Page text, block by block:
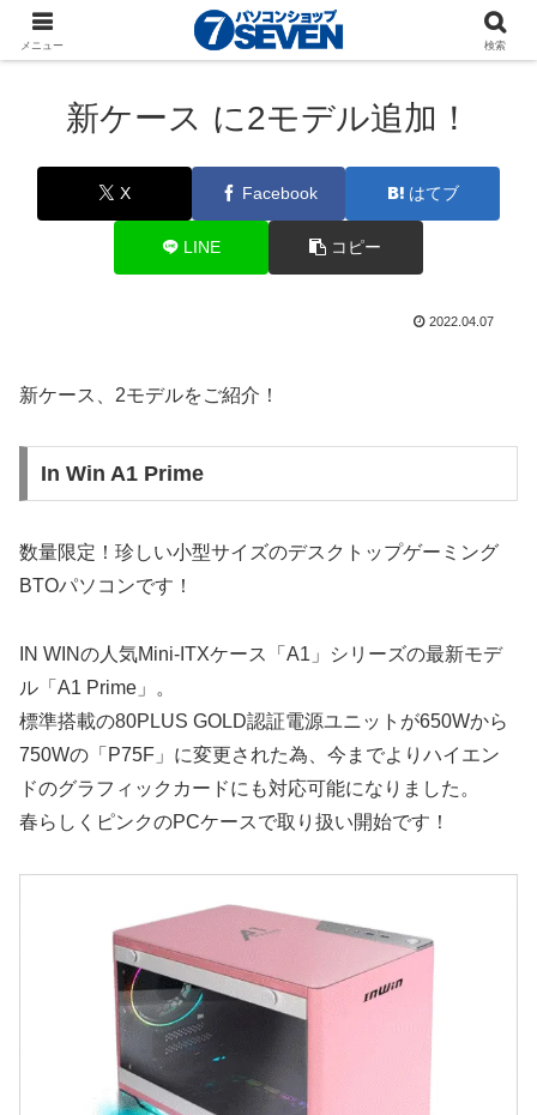
パソコンショップSEVEN ニュース
新商品・最新
パーツ
新ケース に2モデル追加！
X Facebook はてブ
LINE コピー
2022.04.07
新ケース、2モデルをご紹介！
In Win A1 Prime
数量限定！珍しい小型サイズのデスクトップゲーミング
BTOパソコンです！
IN WINの人気Mini-ITXケース「A1」シリーズの最新モデ
ル「A1 Prime」。
標準搭載の80PLUS GOLD認証電源ユニットが650Wから
750Wの「P75F」に変更された為、今までよりハイエン
ドのグラフィックカードにも対応可能になりました。
春らしくピンクのPCケースで取り扱い開始です！
メニュー 検索